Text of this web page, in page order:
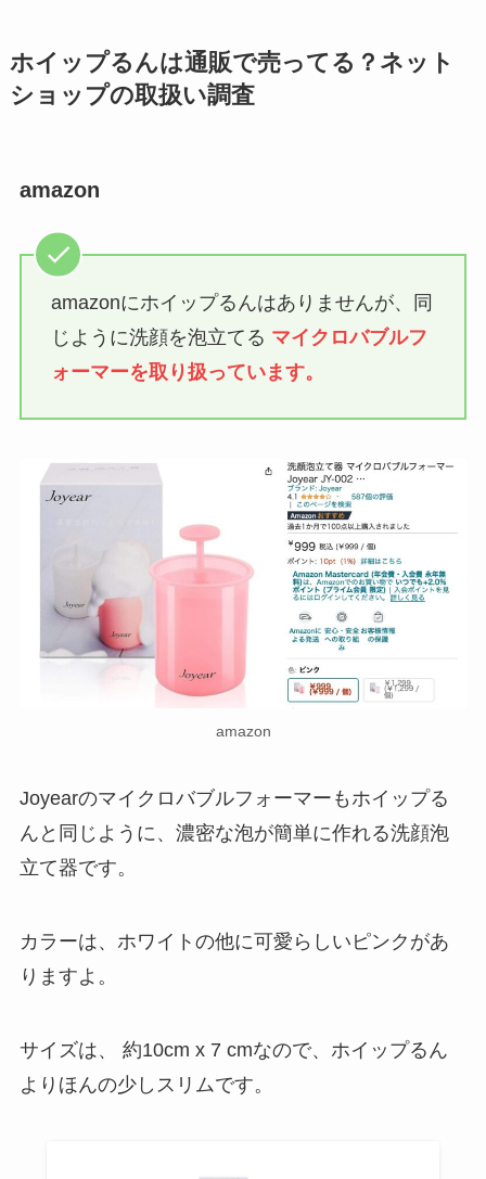
ホイップるんは通販で売ってる？ネット
ショップの取扱い調査
amazon
amazonにホイップるんはありませんが、同
じように洗顔を泡立てる マイクロバブルフ
ォーマーを取り扱っています。
amazon
Joyearのマイクロバブルフォーマーもホイップる
んと同じように、濃密な泡が簡単に作れる洗顔泡
立て器です。
カラーは、ホワイトの他に可愛らしいピンクがあ
りますよ。
サイズは、
約10cm x 7 cmなので、ホイップるん
よりほんの少しスリムです。